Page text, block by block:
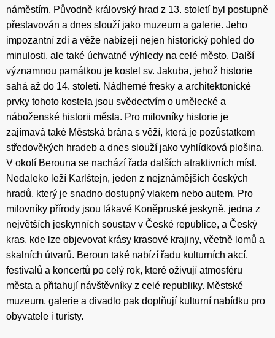
náměstím. Původně královský hrad z 13. století byl postupně
přestavován a dnes slouží jako muzeum a galerie. Jeho
impozantní zdi a věže nabízejí nejen historický pohled do
minulosti, ale také úchvatné výhledy na celé město. Další
významnou památkou je kostel sv. Jakuba, jehož historie
sahá až do 14. století. Nádherné fresky a architektonické
prvky tohoto kostela jsou svědectvím o umělecké a
náboženské historii města. Pro milovníky historie je
zajímavá také Městská brána s věží, která je pozůstatkem
středověkých hradeb a dnes slouží jako vyhlídková plošina.
V okolí Berouna se nachází řada dalších atraktivních míst.
Nedaleko leží Karlštejn, jeden z nejznámějších českých
hradů, který je snadno dostupný vlakem nebo autem. Pro
milovníky přírody jsou lákavé Koněpruské jeskyně, jedna z
největších jeskynních soustav v České republice, a Český
kras, kde lze objevovat krásy krasové krajiny, včetně lomů a
skalních útvarů. Beroun také nabízí řadu kulturních akcí,
festivalů a koncertů po celý rok, které oživují atmosféru
města a přitahují návštěvníky z celé republiky. Městské
muzeum, galerie a divadlo pak doplňují kulturní nabídku pro
obyvatele i turisty.